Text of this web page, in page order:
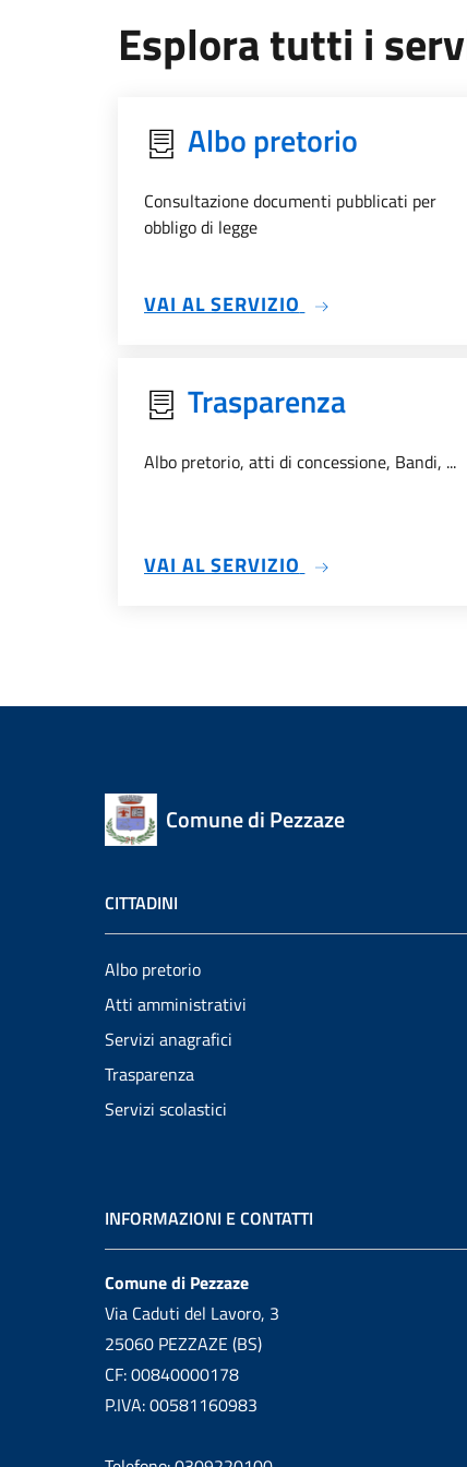
Esplora tutti i
Albo pretorio
Consultazione documenti pubblicati per
obbligo di legge
VAI AL SERVIZIO SU ALBO
Trasparenza
Albo pretorio, atti di concessione, Bandi, ...
VAI AL SERVIZIO SU TRASPARENZA
Comune di Pezzaze
CITTADINI
Albo pretorio
Atti amministrativi
Servizi anagrafici
Trasparenza
Servizi scolastici
INFORMAZIONI E CONTATTI
Comune di Pezzaze
Via Caduti del Lavoro, 3
25060 PEZZAZE (BS)
CF: 00840000178
P.IVA: 00581160983